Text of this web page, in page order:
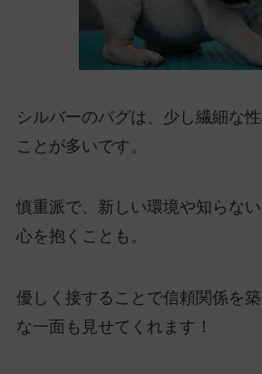
シルバーのパグは、少し繊細な
ことが多いです。
慎重派で、新しい環境や知らな
心を抱くことも。
優しく接することで信頼関係を
な一面も見せてくれます！